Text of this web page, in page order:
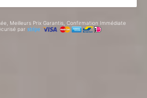
Meilleurs Prix Garantis, Confirmation Immédiate
par